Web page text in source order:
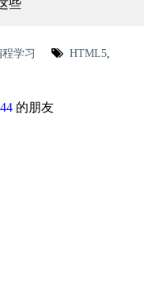
些
学习 HTML5,
的朋友